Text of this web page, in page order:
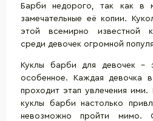
Барби недорого, так как в
замечательные её копии.
этой всемирно известной
среди девочек огромной
Куклы барби для девочек –
особенное. Каждая девочка
проходит этап увлечения
куклы барби настолько
невозможно пройти мимо.